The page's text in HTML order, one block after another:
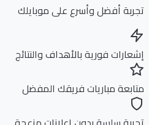
أفضل وأسرع على موبايلك
فورية بالأهداف والنتائج
مباريات فريقك المفضل